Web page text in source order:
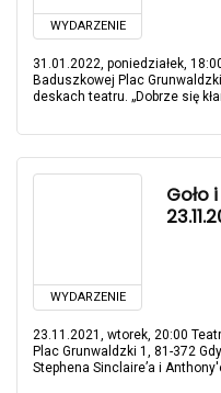
WYDARZENIE
31.01.2022, poniedziałek,
Baduszkowej Plac
deskach teatru. „Dobrze się
WYDARZENIE
Goło
23.11.2021, wtorek, 20:00
Plac Grunwaldzki 1, 81-372
Stephena Sinclaire’a i